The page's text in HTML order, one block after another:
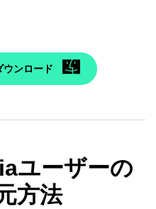
ウンロード
ユーザーの
方法